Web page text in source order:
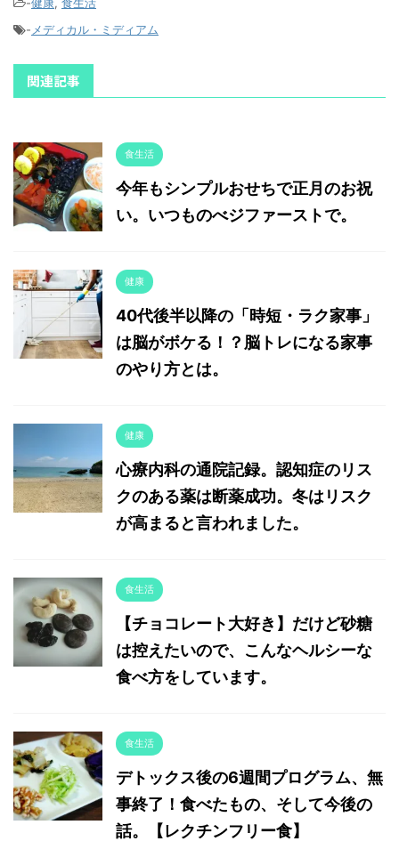
- メディカル・ミディアム
関連記事
食生活
今年もシンプルおせちで正月のお祝
い。いつものべジファーストで。
健康
40代後半以降の「時短・ラク家事」
は脳がボケる！？脳トレになる家事
のやり方とは。
健康
心療内科の通院記録。認知症のリス
クのある薬は断薬成功。冬はリスク
が高まると言われました。
食生活
【チョコレート大好き】だけど砂糖
は控えたいので、こんなヘルシーな
食べ方をしています。
食生活
デトックス後の6週間プログラム、無
事終了！食べたもの、そして今後の
話。【レクチンフリー食】